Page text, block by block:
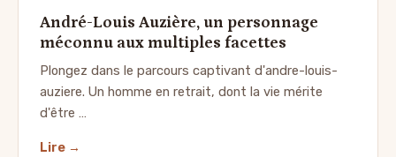
André-Louis Auzière, un personnage
méconnu aux multiples facettes
Plongez dans le parcours captivant d'andre-louis-
auziere. Un homme en retrait, dont la vie mérite
d'être …
Lire →